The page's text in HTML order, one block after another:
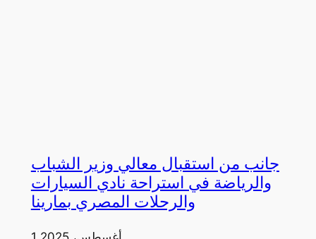
جانب من استقبال معالي وزير الشباب
والرياضة في استراحة نادي السيارات
والرحلات المصري بمارينا